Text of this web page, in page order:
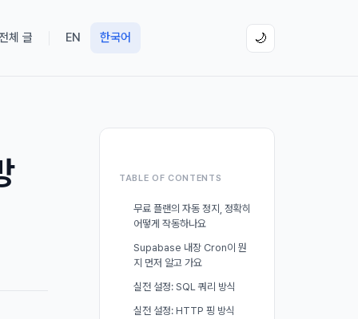
체 글 EN 한국어 🌙
TABLE OF CONTENTS
무료 플랜의 자동 정지, 정확히
어떻게 작동하나요
Supabase 내장 Cron이 뭔
지 먼저 알고 가요
실전 설정: SQL 쿼리 방식
실전 설정: HTTP 핑 방식